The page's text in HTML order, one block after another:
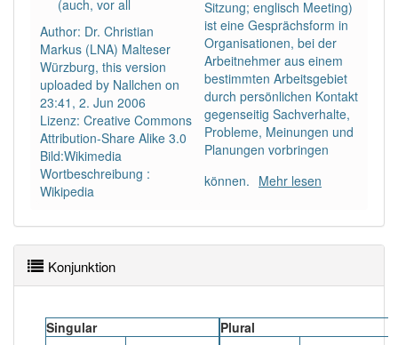
DAS:2Ausnahmen Beispiele
PowerIndex:121
Häufigkeit: 4 von 10
Wörter mit Endung
Wörter mit Endung-besprechungaber mit einem
anderen Artikel
korrekt erraten.
Author: Dr. Christian
Markus (LNA) Malteser
Würzburg, this version
uploaded by Nallchen on
23:41, 2. Jun 2006
Lizenz: Creative Commons
Attribution-Share Alike 3.0
Bild:Wikimedia
Wortbeschreibung :
Wikipedia
Sitzung; englisch Meeting)
ist eine Gesprächsform in
Organisationen, bei der
Arbeitnehmer aus einem
bestimmten Arbeitsgebiet
durch persönlichen Kontakt
gegenseitig Sachverhalte,
Probleme, Meinungen und
Planungen vorbringen
können. Mehr lesen
Konjunktion
Singular Plural